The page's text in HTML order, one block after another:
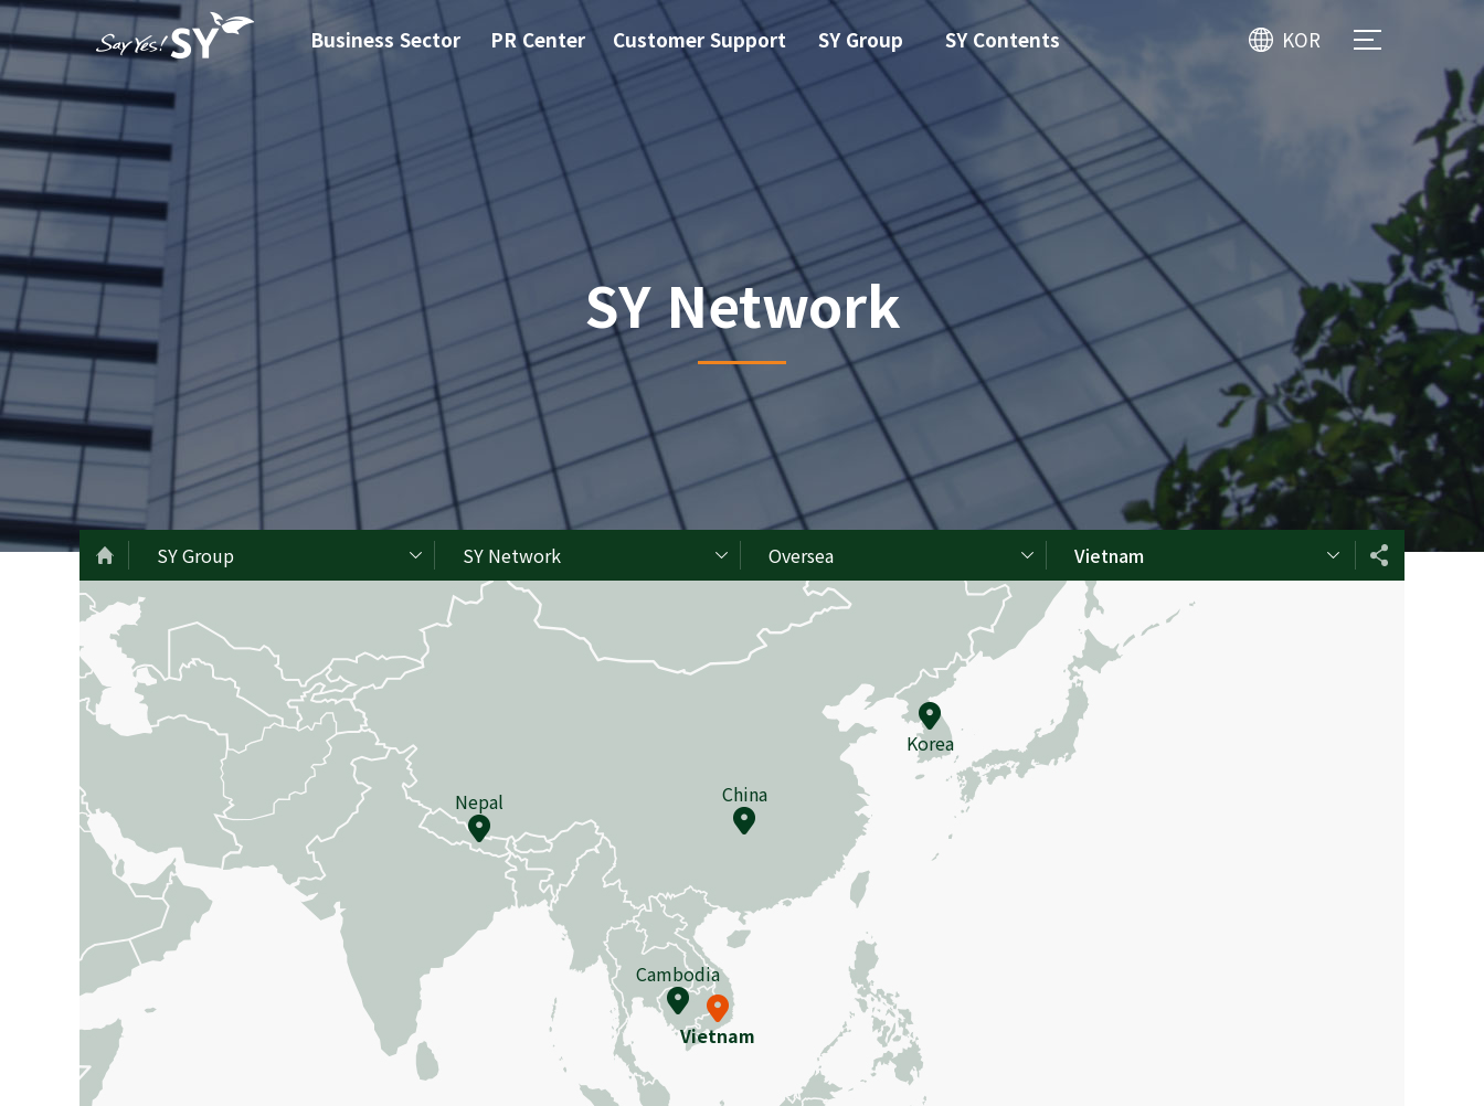
KOR
Business Sector PR Center Customer Support SY Group SY Contents
SY Network
SY Group SY Network Oversea Vietnam
Korea
China
Nepal
Cambodia
Vietnam